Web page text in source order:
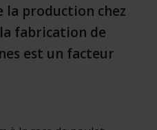
la production chez
fabrication de
est un facteur